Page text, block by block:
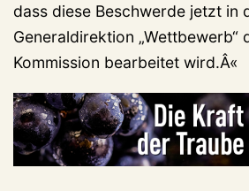
dass diese Beschwerde jetzt in
Generaldirektion „Wettbewerb“
Kommission bearbeitet wird.Â«